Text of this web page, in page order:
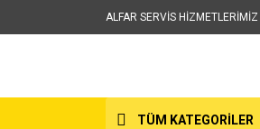
ALFAR SERVİS HİZMETLERİMİZ
TÜM KATEGORİLER